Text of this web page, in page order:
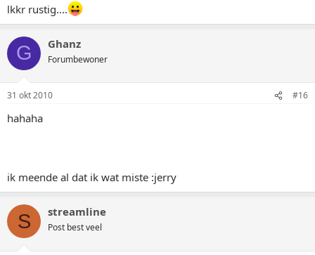
lkkr rustig....
G Ghanz
Forumbewoner
31 okt 2010 #16
hahaha
ik meende al dat ik wat miste :jerry
S streamline
Post best veel